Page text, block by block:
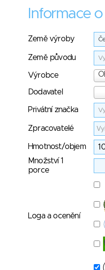
Informace
Země výroby
Země původu
Výrobce
Dodavatel
Privátní značka
Zpracovatelé
Hmotnost/objem
Množství 1
porce
Loga a ocenění